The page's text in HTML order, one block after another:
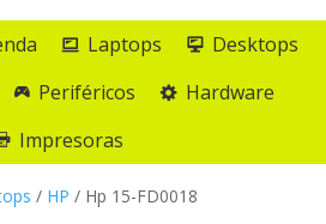
Laptops
Desktops
Periféricos
Hardware
Impresoras
/ HP / Hp 15-FD0018